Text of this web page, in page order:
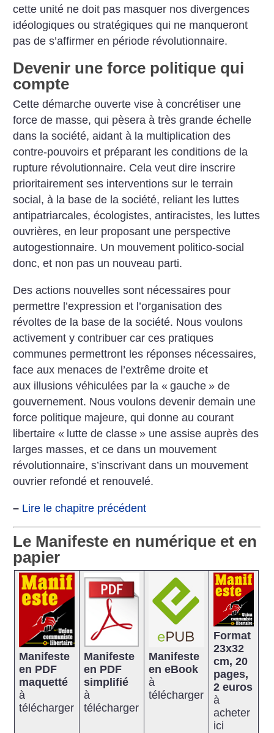
cette unité ne doit pas masquer nos divergences
idéologiques ou stratégiques qui ne manqueront
pas de s’affirmer en période ­révolutionnaire.
Devenir une force politique qui
compte
Cette démarche ouverte vise à concrétiser une
force de masse, qui pèsera à très grande échelle
dans la société, aidant à la multiplication des
contre-pouvoirs et préparant les conditions de la
rupture révolutionnaire. Cela veut dire inscrire
prioritairement ses interventions sur le terrain
social, à la base de la société, reliant les luttes
anti­patriarcales, écologistes, anti­racistes, les luttes
ouvrières, en leur proposant une perspective
autogestionnaire. Un mouvement politico-social
donc, et non pas un nouveau parti.
Des actions nouvelles sont nécessaires pour
permettre l’expression et l’organisation des
révoltes de la base de la société. Nous voulons
activement y contribuer car ces pratiques
communes permettront les réponses nécessaires,
face aux menaces de l’extrême droite et
aux illusions véhiculées par la « gauche » de
gouvernement. Nous voulons devenir demain une
force politique majeure, qui donne au courant
libertaire « lutte de classe » une assise auprès des
larges masses, et ce dans un mouvement
révolutionnaire, s’inscrivant dans un mouvement
ouvrier refondé et renouvelé.
– Lire le chapitre précédent
Le Manifeste en numérique et en
papier
Manifeste
en PDF
maquetté
à
télécharger
Manifeste
en PDF
simplifié
à
télécharger
Manifeste
en eBook
à
télécharger
Format
23x32
cm, 20
pages,
2 euros
à
acheter
ici